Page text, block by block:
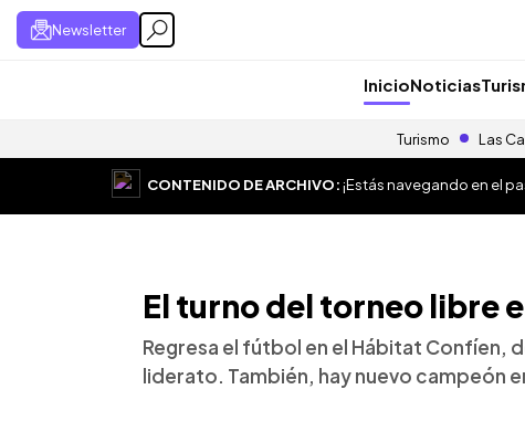
Newsletter
InicioNoticias
Turismo Las
CONTENIDO DE ARCHIVO:¡Estás navegando en el
El turno del torneo libre
Regresa el fútbol en el Hábitat Confíen,
liderato. También, hay nuevo campeón